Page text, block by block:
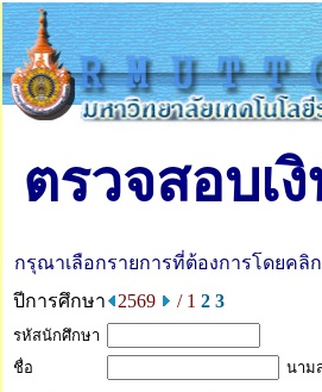
ตรวจสอบเ
กรุณาเลือกรายการที่ต้องการโดยคลิ
ปีการศึกษา
2569 / 1 2 3
รหัสนักศึกษา
ชื่อ
นา